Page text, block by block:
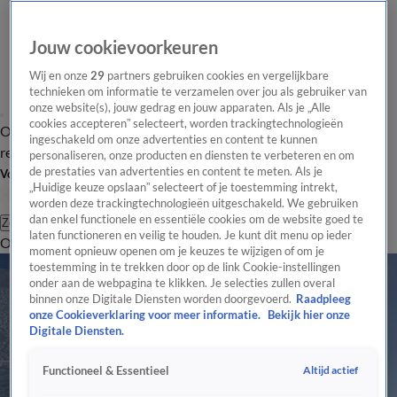
Overzicht Laatste nieuws Regionieuws Het beste van Hart
Tip de
redactie
Volg Hart van Nederland
Zoeken
OverzichtRegioUitzendingenWeerTip de redactiePanelVideo's
Jouw cookievoorkeuren
Wij en onze29 partners gebruiken cookies en vergelijkbare
technieken om informatie te verzamelen over jou als gebruiker van
onze website(s), jouw gedrag en jouw apparaten. Als je „Alle
cookies accepteren” selecteert, worden trackingtechnologieën
ingeschakeld om onze advertenties en content te kunnen
personaliseren, onze producten en diensten te verbeteren en om
de prestaties van advertenties en content te meten. Als je
„Huidige keuze opslaan” selecteert of je toestemming intrekt,
worden deze trackingtechnologieën uitgeschakeld. We gebruiken
dan enkel functionele en essentiële cookies om de website goed te
laten functioneren en veilig te houden. Je kunt dit menu op ieder
moment opnieuw openen om je keuzes te wijzigen of om je
toestemming in te trekken door op de link Cookie-instellingen
onder aan de webpagina te klikken. Je selecties zullen overal
binnen onze Digitale Diensten worden doorgevoerd. Raadpleeg
onze Cookieverklaring voor meer informatie.
Bekijk hier onze
Digitale Diensten.
Functioneel & Essentieel Altijd actief